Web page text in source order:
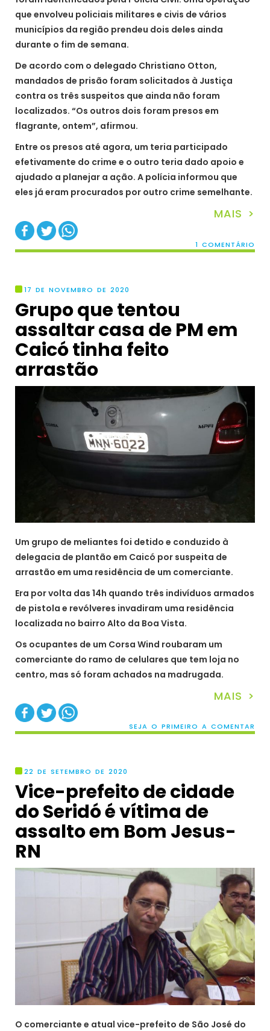
que envolveu policiais militares e civis de vários
municípios da região prendeu dois deles ainda
durante o fim de semana.
De acordo com o delegado Christiano Otton,
mandados de prisão foram solicitados à Justiça
contra os três suspeitos que ainda não foram
localizados. “Os outros dois foram presos em
flagrante, ontem”, afirmou.
Entre os presos até agora, um teria participado
efetivamente do crime e o outro teria dado apoio e
ajudado a planejar a ação. A polícia informou que
eles já eram procurados por outro crime semelhante.
MAIS >
1 COMENTÁRIO
17 DE NOVEMBRO DE 2020
Grupo que tentou
assaltar casa de PM em
Caicó tinha feito
arrastão
Um grupo de meliantes foi detido e conduzido à
delegacia de plantão em Caicó por suspeita de
arrastão em uma residência de um comerciante.
Era por volta das 14h quando três indivíduos armados
de pistola e revólveres invadiram uma residência
localizada no bairro Alto da Boa Vista.
Os ocupantes de um Corsa Wind roubaram um
comerciante do ramo de celulares que tem loja no
centro, mas só foram achados na madrugada.
MAIS >
SEJA O PRIMEIRO A COMENTAR
22 DE SETEMBRO DE 2020
Vice-prefeito de cidade
do Seridó é vítima de
assalto em Bom Jesus-
RN
O comerciante e atual vice-prefeito de São José do